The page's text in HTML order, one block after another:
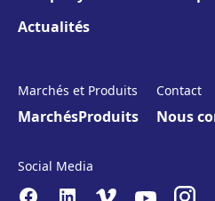
Actualités
Marchés et Produits
MarchésProduits
Contact
Nous
Social Media